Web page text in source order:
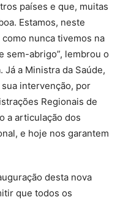
países e que, muitas
Estamos, neste
nunca tivemos na
sem-abrigo”, lembrou o
a Ministra da Saúde,
intervenção, por
Regionais de
a articulação dos
e hoje nos garantem
desta nova
que todos os